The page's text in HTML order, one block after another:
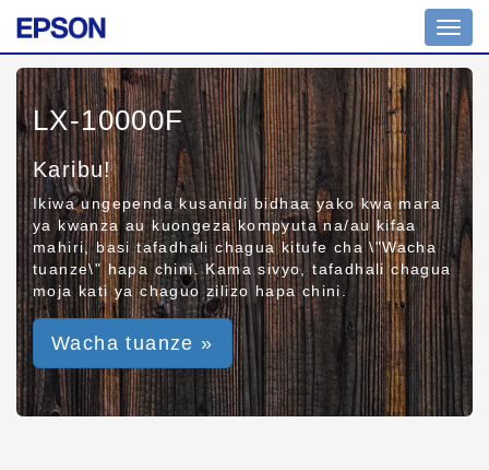
LX-10000F
Karibu!
Ikiwa ungependa kusanidi bidhaa yako kwa mara
ya kwanza au kuongeza kompyuta na/au kifaa
mahiri, basi tafadhali chagua kitufe cha \"Wacha
tuanze\" hapa chini. Kama sivyo, tafadhali chagua
moja kati ya chaguo zilizo hapa chini.
Wacha tuanze »